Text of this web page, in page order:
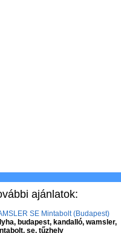
ajánlatok:
SE Mintabolt (Budapest)
budapest, kandalló, wamsler,
se, tűzhely